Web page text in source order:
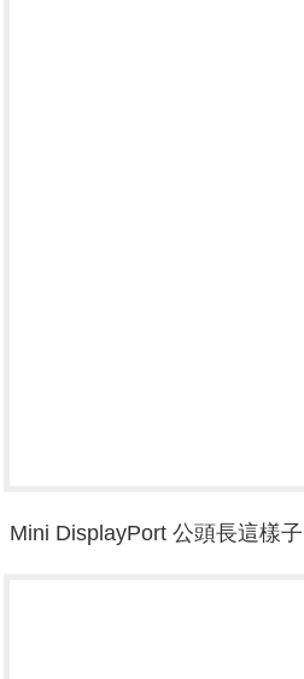
Mini DisplayPort 公頭長這樣子